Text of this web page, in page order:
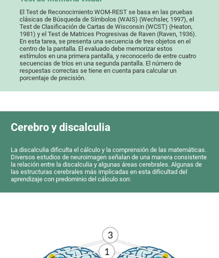
El Test de Reconocimiento WOM-REST se basa en las pruebas
clásicas de Búsqueda de Símbolos (WAIS) (Wechsler, 1997), el
Test de Clasificación de Cartas de Wisconsin (WCST) (Heaton,
1981) y el Test de Matrices Progresivas de Raven (Raven, 1936).
En esta tarea, se presenta una secuencia de tres objetos en el
centro de la pantalla. El evaluado debe memorizar estos
estímulos en una primera pantalla, y reconocerlo de entre cuatro
secuencias de tríos en una segunda pantalla. El número de
respuestas correctas se tiene en cuenta para calcular un
porcentaje de precisión.
Cerebro y discalculia
La discalculia dificulta el cálculo y la comprensión de las matemáticas.
Diversos estudios de neuroimagen señalan de una manera consistente
la relación entre la discalculia y algunas áreas cerebrales. Algunas de
las estructuras cerebrales más implicadas en esta dificultad del
aprendizaje con predominio del cálculo son: